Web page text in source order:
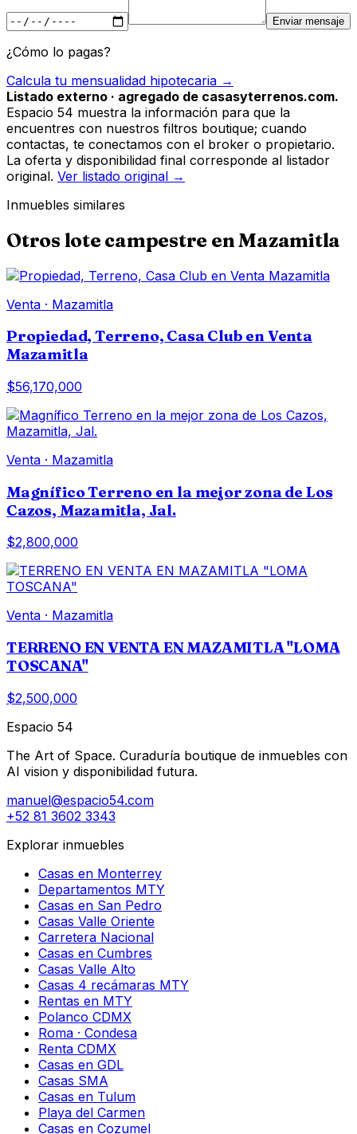
Enviar mensaje
¿Cómo lo pagas?
Calcula tu mensualidad hipotecaria →
Listado externo · agregado de casasyterrenos.com.
Espacio 54 muestra la información para que la
encuentres con nuestros filtros boutique; cuando
contactas, te conectamos con el broker o propietario.
La oferta y disponibilidad final corresponde al listador
original. Ver listado original →
Inmuebles similares
Otros lote campestre enMazamitla
Venta · Mazamitla
Propiedad, Terreno, Casa Club en Venta
Mazamitla
$56,170,000
Venta · Mazamitla
Magnífico Terreno en la mejor zona de Los
Cazos, Mazamitla, Jal.
$2,800,000
Venta · Mazamitla
TERRENO EN VENTA EN MAZAMITLA "LOMA
TOSCANA"
$2,500,000
Espacio 54
The Art of Space. Curaduría boutique de inmuebles con
AI vision y disponibilidad futura.
manuel@espacio54.com
+52 81 3602 3343
Explorar inmuebles
Casas en Monterrey
Departamentos MTY
Casas en San Pedro
Casas Valle Oriente
Carretera Nacional
Casas en Cumbres
Casas Valle Alto
Casas 4 recámaras MTY
Rentas en MTY
Polanco CDMX
Roma · Condesa
Renta CDMX
Casas en GDL
Casas SMA
Casas en Tulum
Playa del Carmen
Casas en Cozumel